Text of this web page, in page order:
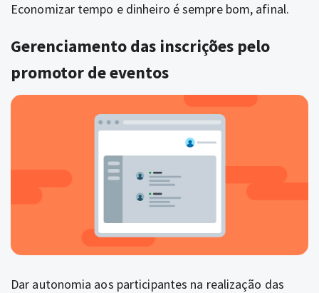
Economizar tempo e dinheiro é sempre bom, afinal.
Gerenciamento das inscrições pelo
promotor de eventos
Dar autonomia aos participantes na realização das